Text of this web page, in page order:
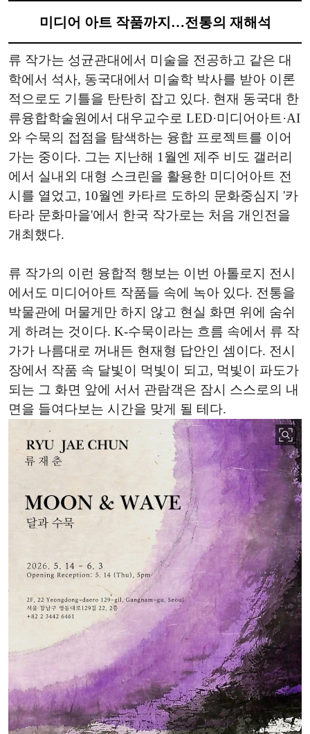
미디어 아트 작품까지…전통의 재해석
류 작가는 성균관대에서 미술을 전공하고 같은 대
학에서 석사, 동국대에서 미술학 박사를 받아 이론
적으로도 기틀을 탄탄히 잡고 있다. 현재 동국대 한
류융합학술원에서 대우교수로 LED·미디어아트·AI
와 수묵의 접점을 탐색하는 융합 프로젝트를 이어
가는 중이다. 그는 지난해 1월엔 제주 비도 갤러리
에서 실내외 대형 스크린을 활용한 미디어아트 전
시를 열었고, 10월엔 카타르 도하의 문화중심지 '카
타라 문화마을'에서 한국 작가로는 처음 개인전을
개최했다.
류 작가의 이런 융합적 행보는 이번 아톨로지 전시
에서도 미디어아트 작품들 속에 녹아 있다. 전통을
박물관에 머물게만 하지 않고 현실 화면 위에 숨쉬
게 하려는 것이다. K-수묵이라는 흐름 속에서 류 작
가가 나름대로 꺼내든 현재형 답안인 셈이다. 전시
장에서 작품 속 달빛이 먹빛이 되고, 먹빛이 파도가
되는 그 화면 앞에 서서 관람객은 잠시 스스로의 내
면을 들여다보는 시간을 맞게 될 테다.